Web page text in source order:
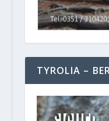
TYROLIA –